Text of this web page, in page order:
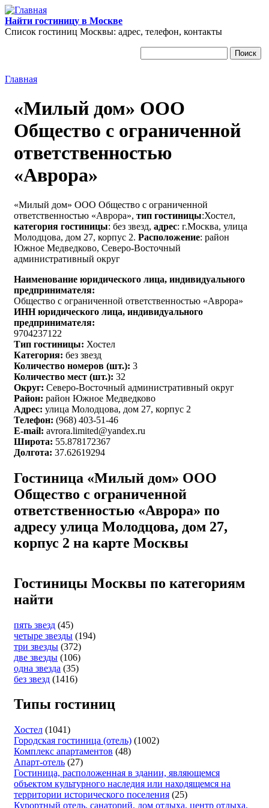
Перейти к основному содержанию
Найти гостиницу в Москве
Список гостиниц Москвы: адрес, телефон, контакты
Главная
«Милый дом» ООО
Общество с ограниченной
ответственностью
«Аврора»
«Милый дом» ООО Общество с ограниченной
ответственностью «Аврора», тип гостиницы:Хостел,
категория гостиницы: без звезд, адрес: г.Москва, улица
Молодцова, дом 27, корпус 2. Расположение: район
Южное Медведково, Северо-Восточный
административный округ
Наименование юридического лица, индивидуального
предпринимателя:
Общество с ограниченной ответственностью «Аврора»
ИНН юридического лица, индивидуального
предпринимателя:
9704237122
Тип гостиницы: Хостел
Категория: без звезд
Количество номеров (шт.): 3
Количество мест (шт.): 32
Округ: Северо-Восточный административный округ
Район: район Южное Медведково
Адрес: улица Молодцова, дом 27, корпус 2
Телефон: (968) 403-51-46
E-mail: avrora.limited@yandex.ru
Широта: 55.878172367
Долгота: 37.62619294
Гостиница «Милый дом» ООО
Общество с ограниченной
ответственностью «Аврора» по
адресу улица Молодцова, дом 27,
корпус 2 на карте Москвы
Гостиницы Москвы по категориям
найти
пять звезд (45)
четыре звезды (194)
три звезды (372)
две звезды (106)
одна звезда (35)
без звезд (1416)
Типы гостиниц
Хостел (1041)
Городская гостиница (отель) (1002)
Комплекс апартаментов (48)
Апарт-отель (27)
Гостиница, расположенная в здании, являющемся
объектом культурного наследия или находящемся на
территории исторического поселения (25)
Курортный отель, санаторий, дом отдыха, центр отдыха,